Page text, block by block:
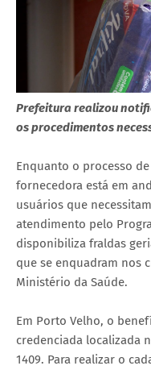
Prefeitura realizou
os procedimentos
Enquanto o processo
fornecedora está em
usuários que
atendimento pelo
disponibiliza fraldas
que se enquadram nos
Ministério da Saúde.
Em Porto Velho, o
credenciada localizada
1409. Para realizar o